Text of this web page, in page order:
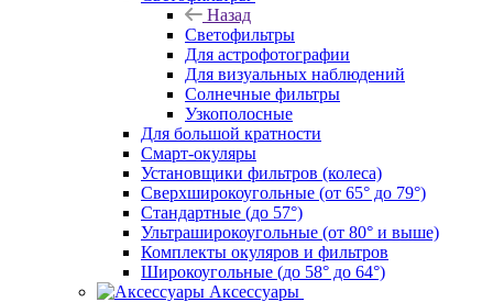
Назад
Светофильтры
Для астрофотографии
Для визуальных наблюдений
Солнечные фильтры
Узкополосные
Для большой кратности
Смарт-окуляры
Установщики фильтров (колеса)
Сверхширокоугольные (от 65° до 79°)
Стандартные (до 57°)
Ультраширокоугольные (от 80° и выше)
Комплекты окуляров и фильтров
Широкоугольные (до 58° до 64°)
Аксессуары